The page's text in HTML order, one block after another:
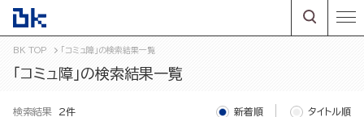
BK TOP 「コミュ障」の検索結果一覧
「コミュ障」の検索結果一覧
検索結果 2件 新着順 タイトル順